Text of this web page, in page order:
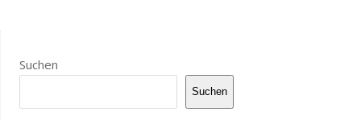
Suchen
Suchen